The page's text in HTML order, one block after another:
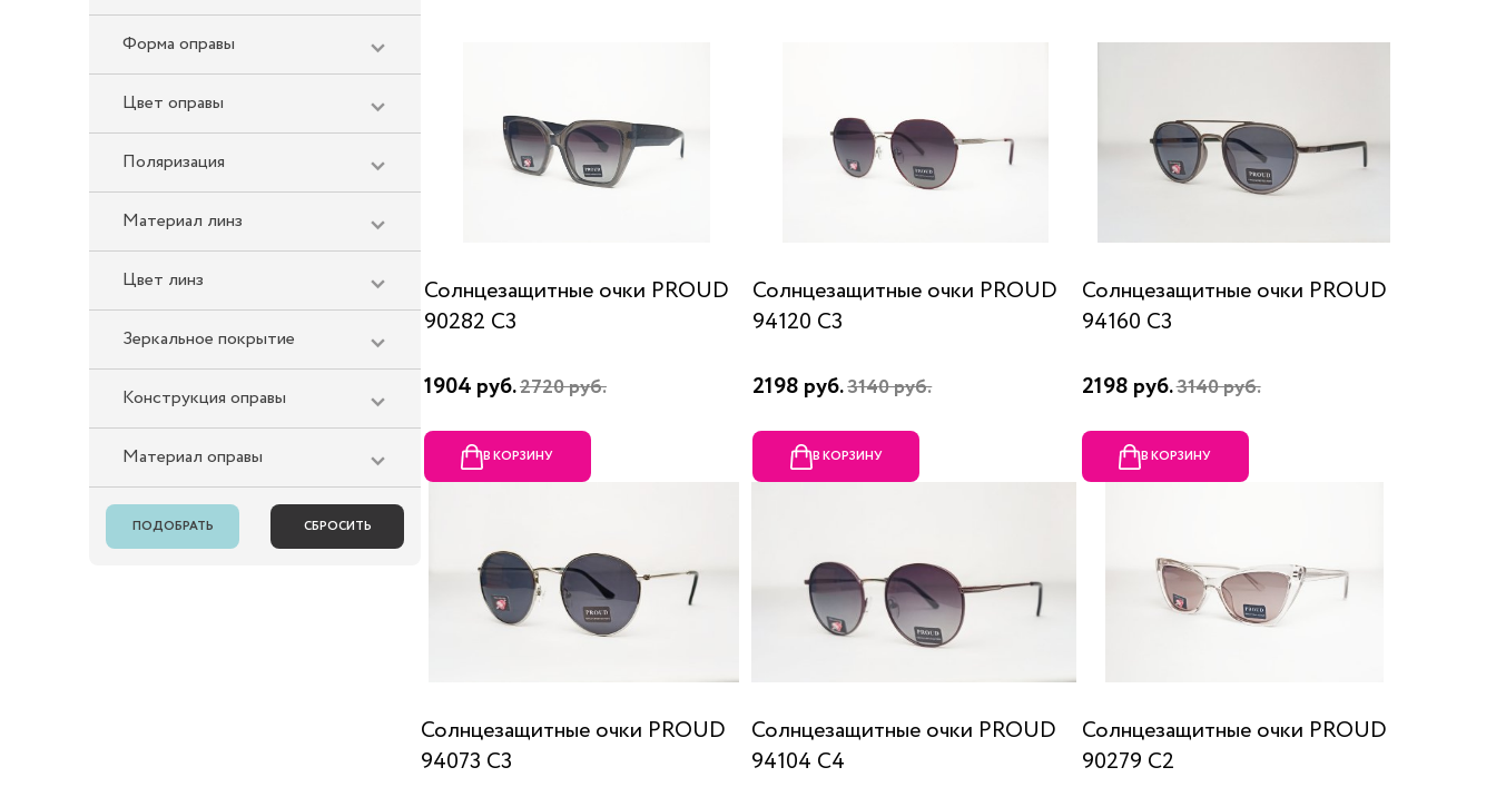
Форма оправы
Цвет оправы
Поляризация
Материал линз
Цвет линз
Зеркальное покрытие
Конструкция оправы
Материал оправы
Солнцезащитные очки PROUD
90282 C3
1904 руб.2720 руб.
В КОРЗИНУ
Солнцезащитные очки PROUD
94120 С3
2198 руб.3140 руб.
В КОРЗИНУ
Солнцезащитные очки PROUD
94160 C3
2198 руб.3140 руб.
В КОРЗИНУ
Солнцезащитные очки PROUD
94073 С3
Солнцезащитные очки PROUD
94104 С4
Солнцезащитные очки PROUD
90279 C2